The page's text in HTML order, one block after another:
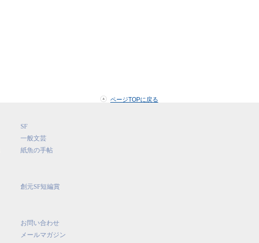
ページTOPに戻る
SF
一般文芸
紙魚の手帖
創元SF短編賞
お問い合わせ
メールマガジン